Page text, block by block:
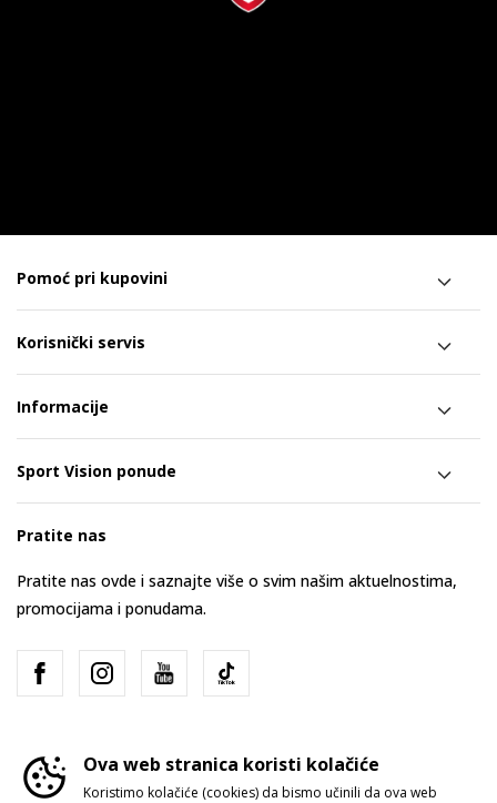
Pomoć pri kupovini
Korisnički servis
Informacije
Sport Vision ponude
Pratite nas
Pratite nas ovde i saznajte više o svim našim aktuelnostima,
promocijama i ponudama.
Ova web stranica koristi kolačiće
Koristimo kolačiće (cookies) da bismo učinili da ova web